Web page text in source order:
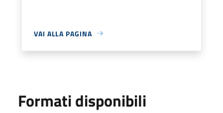
VAI ALLA PAGINA
Formati disponibili